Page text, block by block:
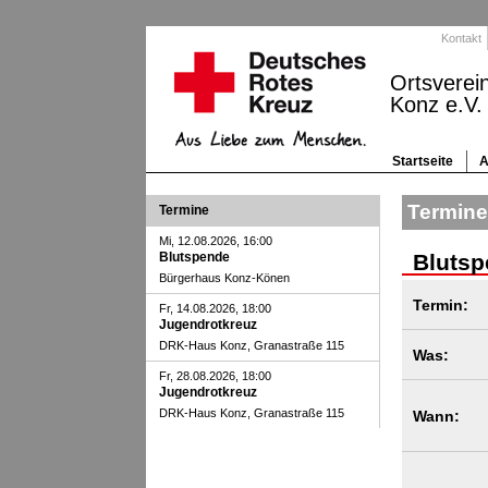
Konz e.V.
Kontakt
Startseite
Termine
Termin:
Was:
Wann:
Termine
Mi, 12.08.2026, 16:00
Blutspende
Bürgerhaus Konz-Könen
Fr, 14.08.2026, 18:00
Jugendrotkreuz
DRK-Haus Konz, Granastraße 115
Fr, 28.08.2026, 18:00
Jugendrotkreuz
DRK-Haus Konz, Granastraße 115